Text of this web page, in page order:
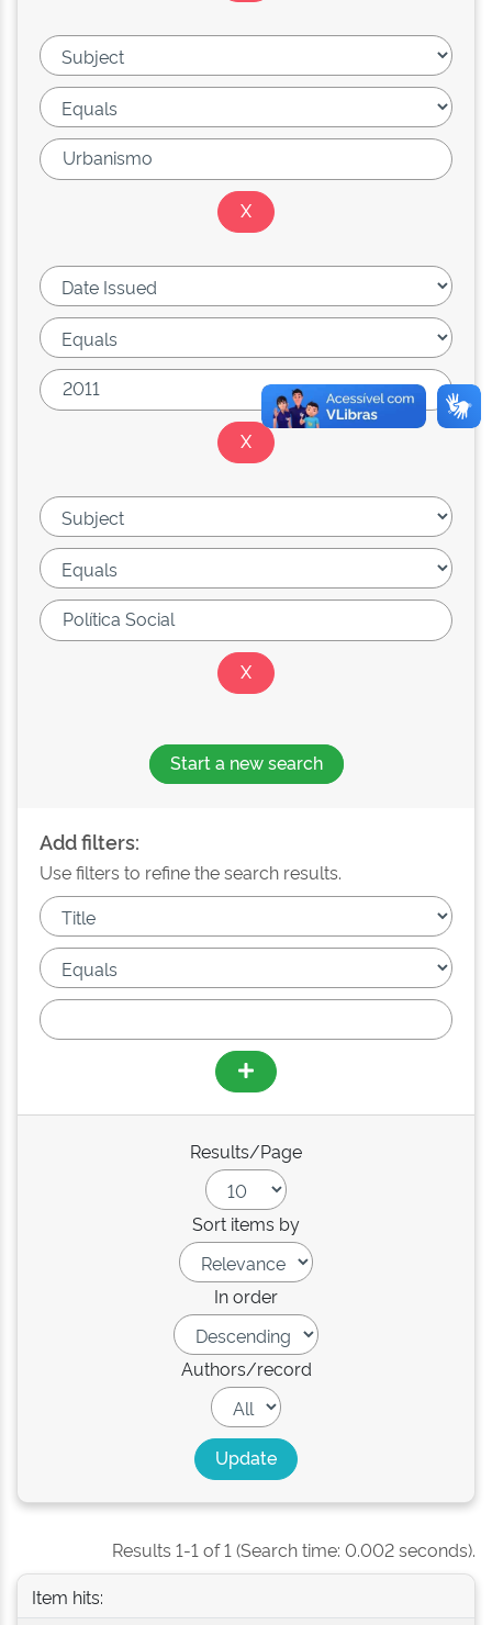
Start a new search
Add filters:
Use filters to refine the search results.
Results/Page
Sort items by
In order
Authors/record
Results 1-1 of 1 (Search time: 0.002 seconds).
Item hits: